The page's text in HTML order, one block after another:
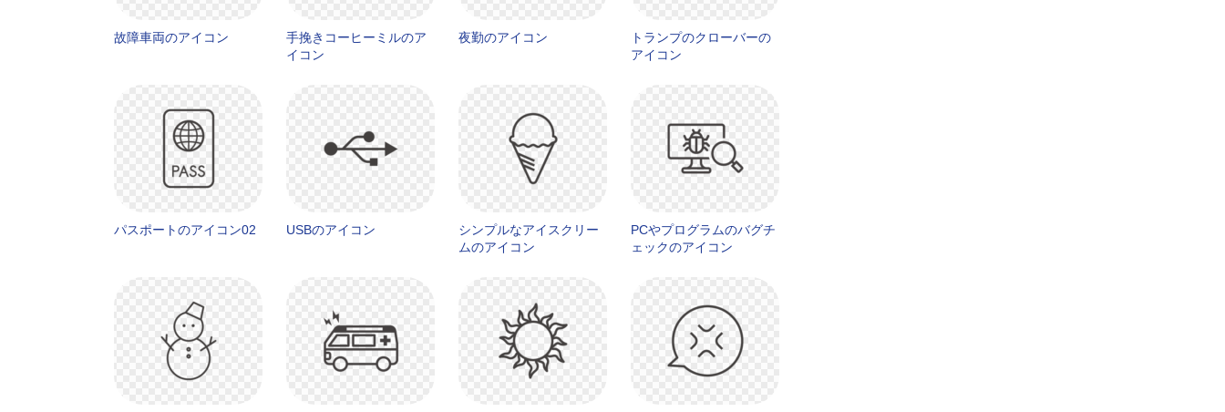
故障車両のアイコン
手挽きコーヒーミルのア
イコン
夜勤のアイコン
トランプのクローバーの
アイコン
パスポートのアイコン02 USBのアイコン
シンプルなアイスクリー
ムのアイコン
PCやプログラムのバグチ
ェックのアイコン